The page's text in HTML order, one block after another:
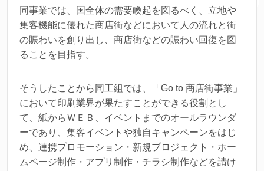
同事業では、国全体の需要喚起を図るべく、立地や
集客機能に優れた商店街などにおいて人の流れと街
の賑わいを創り出し、商店街などの賑わい回復を図
ることを目指す。
そうしたことから同工組では、「Go to 商店街事業」
において印刷業界が果たすことができる役割とし
て、紙からＷＥＢ、イベントまでのオールラウンダ
ーであり、集客イベントや独自キャンペーンをはじ
め、連携プロモーション・新規プロジェクト・ホー
ムページ制作・アプリ制作・チラシ制作などを請け